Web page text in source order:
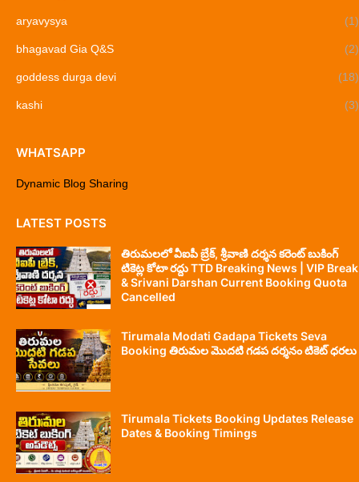
aryavysya (1)
bhagavad Gia Q&S (2)
goddess durga devi (18)
kashi (3)
WHATSAPP
Dynamic Blog Sharing
LATEST POSTS
తిరుమలలో వీఐపీ బ్రేక్, శ్రీవాణి దర్శన కరెంట్ బుకింగ్
టికెట్ల కోటా రద్దు TTD Breaking News | VIP Break
& Srivani Darshan Current Booking Quota
Cancelled
Tirumala Modati Gadapa Tickets Seva
Booking తిరుమల మొదటి గడప దర్శనం టికెట్ ధరలు
Tirumala Tickets Booking Updates Release
Dates & Booking Timings